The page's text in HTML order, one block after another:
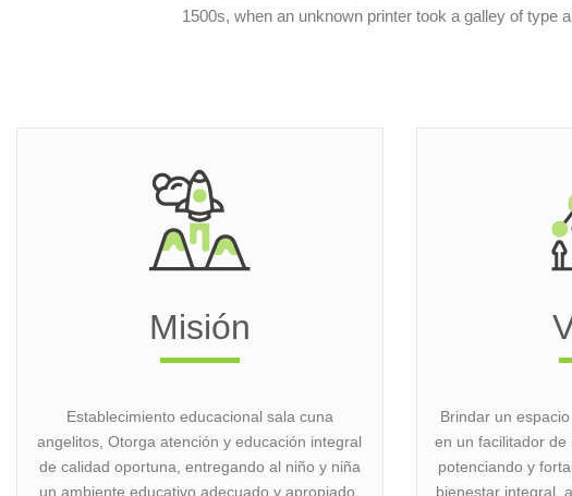
1500s, when an unknown printer took a galley of type
Misión
Establecimiento educacional sala cuna
angelitos, Otorga atención y educación integral
de calidad oportuna, entregando al niño y niña
un ambiente educativo adecuado y apropiado,
Brindar un
en un facilitador de
potenciando y
bienestar integral,